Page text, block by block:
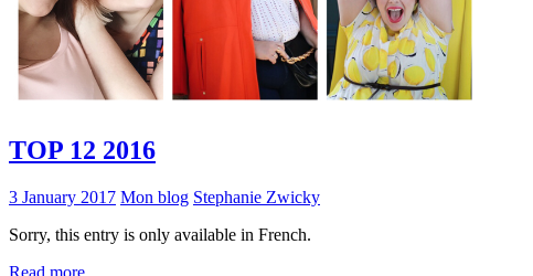
TOP 12 2016
3 January 2017 Mon blog Stephanie Zwicky
Sorry, this entry is only available in French.
Read more